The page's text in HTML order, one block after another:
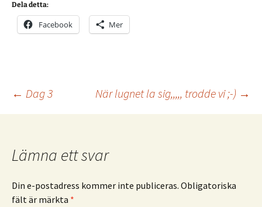
Dela detta:
Facebook Mer
Inläggsnavigering
← Dag 3 När lugnet la sig,,,,, trodde vi ;-) →
Lämna ett svar
Din e-postadress kommer inte publiceras. Obligatoriska
fält är märkta *